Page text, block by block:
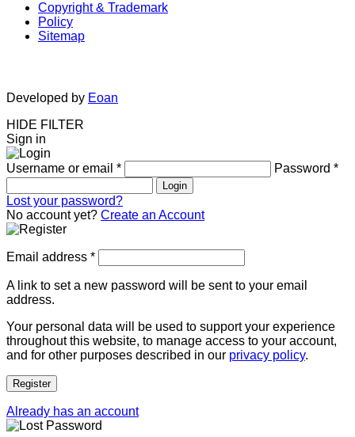
Copyright & Trademark
Policy
Sitemap
Developed by Eoan
HIDE FILTER
Sign in
Username or email * Password *
Login
Lost your password?
No account yet? Create an Account
Email address *
A link to set a new password will be sent to your email
address.
Your personal data will be used to support your experience
throughout this website, to manage access to your account,
and for other purposes described in our privacy policy.
Register
Already has an account